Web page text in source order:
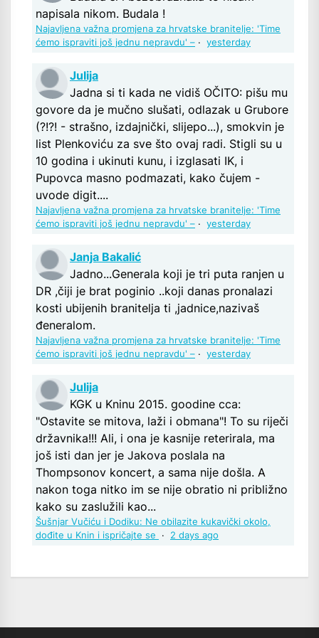
napisala nikom. Budala !
Najavljena važna promjena za hrvatske branitelje: 'Time
ćemo ispraviti još jednu nepravdu' – · yesterday
Julija
Jadna si ti kada ne vidiš OČITO: pišu mu
govore da je mučno slušati, odlazak u Grubore
(?!?! - strašno, izdajnički, slijepo...), smokvin je
list Plenkoviću za sve što ovaj radi. Stigli su u
10 godina i ukinuti kunu, i izglasati IK, i
Pupovca masno podmazati, kako čujem -
uvode digit....
Najavljena važna promjena za hrvatske branitelje: 'Time
ćemo ispraviti još jednu nepravdu' – · yesterday
Janja Bakalić
Jadno...Generala koji je tri puta ranjen u
DR ,čiji je brat poginio ..koji danas pronalazi
kosti ubijenih branitelja ti ,jadnice,nazivaš
đeneralom.
Najavljena važna promjena za hrvatske branitelje: 'Time
ćemo ispraviti još jednu nepravdu' – · yesterday
Julija
KGK u Kninu 2015. goodine cca:
"Ostavite se mitova, laži i obmana"! To su riječi
državnika!!! Ali, i ona je kasnije reterirala, ma
još isti dan jer je Jakova poslala na
Thompsonov koncert, a sama nije došla. A
nakon toga nitko im se nije obratio ni približno
kako su zaslužili kao...
Šušnjar Vučiću i Dodiku: Ne obilazite kukavički okolo,
dođite u Knin i ispričajte se
· 2 days ago